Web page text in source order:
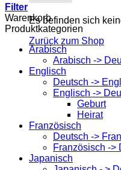
Es befinden sich
Zurück zum Shop
Filter
Warenkorb
Produktkategorien
Arabisch
Arabisch ->
Englisch
Deutsch ->
Englisch ->
Geburt
Heirat
Französisch
Deutsch ->
Französisch ->
Japanisch